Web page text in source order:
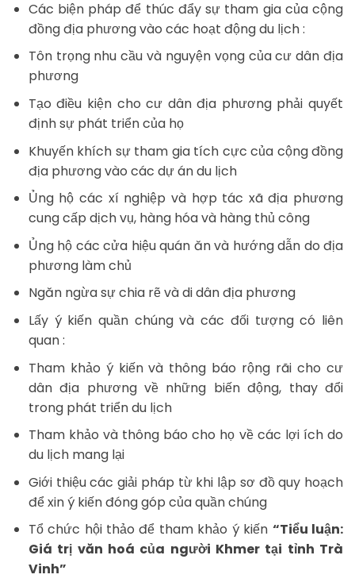
Các biện pháp để thúc đẩy sự tham gia của cộng
đồng địa phương vào các hoạt động du lịch :
Tôn trọng nhu cầu và nguyện vọng của cư dân địa
phương
Tạo điều kiện cho cư dân địa phương phải quyết
định sự phát triển của họ
Khuyến khích sự tham gia tích cực của cộng đồng
địa phương vào các dự án du lịch
Ủng hộ các xí nghiệp và hợp tác xã địa phương
cung cấp dịch vụ, hàng hóa và hàng thủ công
Ủng hộ các cửa hiệu quán ăn và hướng dẫn do địa
phương làm chủ
Ngăn ngừa sự chia rẽ và di dân địa phương
Lấy ý kiến quần chúng và các đối tượng có liên
quan :
Tham khảo ý kiến và thông báo rộng rãi cho cư
dân địa phương về những biến động, thay đổi
trong phát triển du lịch
Tham khảo và thông báo cho họ về các lợi ích do
du lịch mang lại
Giới thiệu các giải pháp từ khi lập sơ đồ quy hoạch
để xin ý kiến đóng góp của quần chúng
Tổ chức hội thảo để tham khảo ý kiến “Tiểu luận:
Giá trị văn hoá của người Khmer tại tỉnh Trà
Vinh”